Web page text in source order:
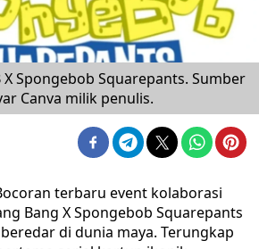
Spongebob Squarepants. Sumber
Canva milik penulis.
terbaru event kolaborasi
Bang X Spongebob Squarepants
di dunia maya. Terungkap